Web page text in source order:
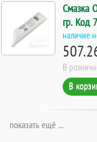
Смазка
гр. Код
наличие
В
В
показать ещё ...